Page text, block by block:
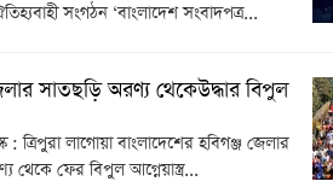
সংগঠন ‘বাংলাদেশ সংবাদপত্র...
সাতছড়ি অরণ্য থেকেউদ্ধার বিপুল
: ত্রিপুরা লাগোয়া বাংলাদেশের হবিগঞ্জ জেলার
থেকে ফের বিপুল আগ্নেয়াস্ত্র...